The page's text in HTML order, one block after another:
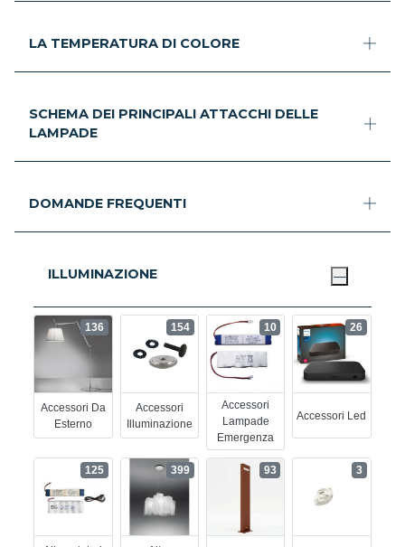
LA TEMPERATURA DI COLORE
SCHEMA DEI PRINCIPALI ATTACCHI DELLE
LAMPADE
DOMANDE FREQUENTI
ILLUMINAZIONE
Accessori Da
Esterno
136
Accessori
Illuminazione
154
Accessori
Lampade
Emergenza
10
Accessori Led
26
125 399 93 3